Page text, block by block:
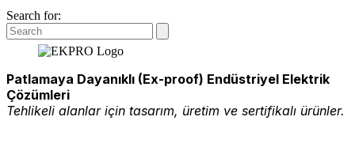
Search for:
Patlamaya Dayanıklı (Ex-proof) Endüstriyel Elektrik
Çözümleri
Tehlikeli alanlar için tasarım, üretim ve sertifikalı ürünler.